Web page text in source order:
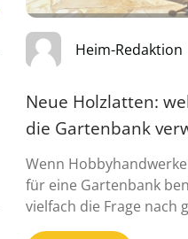
Heim-Redaktion
Neue Holzlatten:
die Gartenbank
Wenn
für eine Gartenbank
vielfach die Frage nach
Die Liste ...